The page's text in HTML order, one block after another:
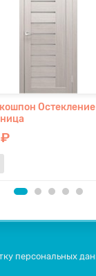
персональных